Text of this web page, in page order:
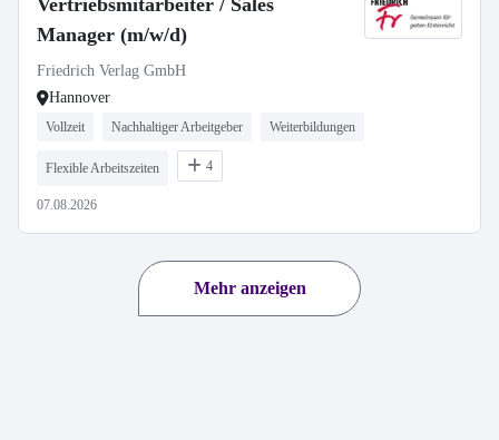
Vertriebsmitarbeiter / Sales
Manager (m/w/d)
Friedrich Verlag GmbH
Hannover
Vollzeit Nachhaltiger Arbeitgeber Weiterbildungen
Flexible Arbeitszeiten 4
07.08.2026
Mehr anzeigen